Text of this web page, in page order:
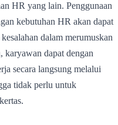
HR yang lain. Penggunaan
kebutuhan HR akan dapat
dalam merumuskan
karyawan dapat dengan
secara langsung melalui
tidak perlu untuk